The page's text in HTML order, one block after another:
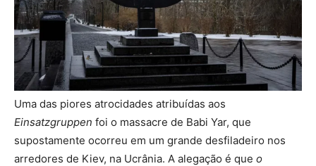
Uma das piores atrocidades atribuídas aos
Einsatzgruppen foi o massacre de Babi Yar, que
supostamente ocorreu em um grande desfiladeiro nos
arredores de Kiev, na Ucrânia. A alegação é que o